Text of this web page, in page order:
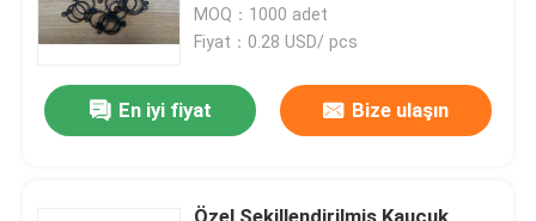
MOQ：1000 adet
Fiyat：0.28 USD/ pcs
En iyi fiyat Bize ulaşın